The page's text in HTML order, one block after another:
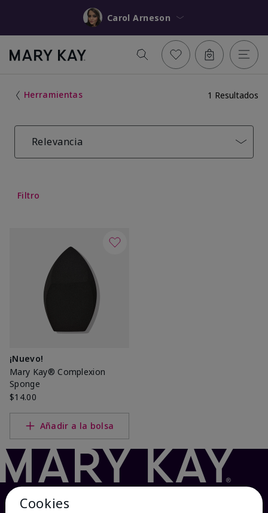
Carol Arneson
Herramientas 1 Resultados
Relevancia
Filtro
¡Nuevo!
Mary Kay® Complexion
Sponge
$14.00
Añadir a la bolsa
Cookies